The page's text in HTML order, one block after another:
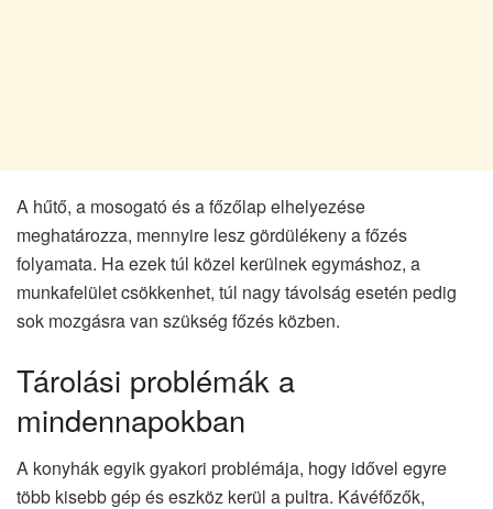
A hűtő, a mosogató és a főzőlap elhelyezése
meghatározza, mennyire lesz gördülékeny a főzés
folyamata. Ha ezek túl közel kerülnek egymáshoz, a
munkafelület csökkenhet, túl nagy távolság esetén pedig
sok mozgásra van szükség főzés közben.
Tárolási problémák a
mindennapokban
A konyhák egyik gyakori problémája, hogy idővel egyre
több kisebb gép és eszköz kerül a pultra. Kávéfőzők,